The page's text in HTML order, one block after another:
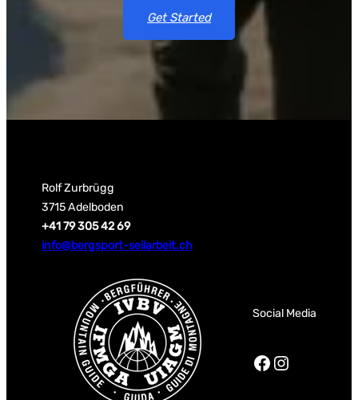
Get Started
Rolf Zurbrügg
3715 Adelboden
+41 79 305 42 69
info@bergsport-seilarbeit.ch
Social Media
Facebook